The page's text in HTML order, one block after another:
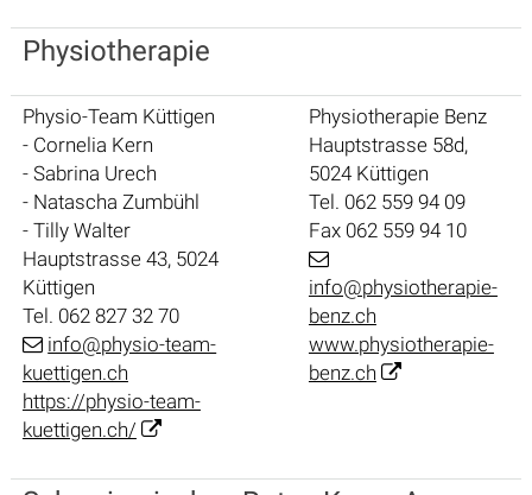
Physiotherapie
Physio-Team Küttigen
- Cornelia Kern
- Sabrina Urech
- Natascha Zumbühl
- Tilly Walter
Hauptstrasse 43, 5024
Küttigen
Tel. 062 827 32 70
info@physio-team-
kuettigen.ch
https://physio-team-
kuettigen.ch/
Physiotherapie Benz
Hauptstrasse 58d,
5024 Küttigen
Tel. 062 559 94 09
Fax 062 559 94 10
info@physiotherapie-
benz.ch
www.physiotherapie-
benz.ch